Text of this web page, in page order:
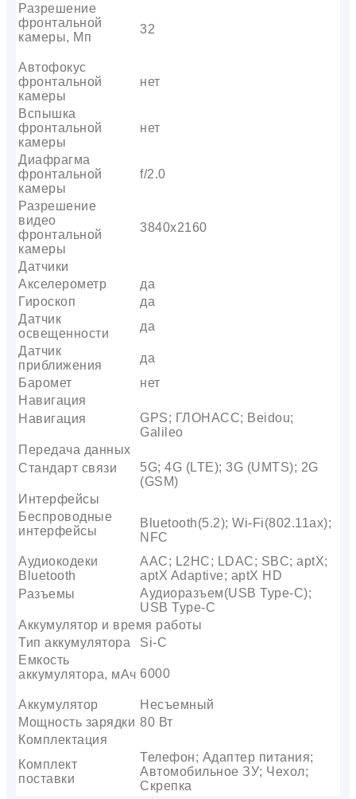
Разрешение
фронтальной
камеры, Мп
32
Автофокус
фронтальной
камеры
нет
Вспышка
фронтальной
камеры
нет
Диафрагма
фронтальной
камеры
f/2.0
Разрешение
видео
фронтальной
камеры
3840х2160
Датчики
Акселерометр
да
Гироскоп
да
Датчик
освещенности
да
Датчик
приближения
да
Баромет
нет
Навигация
Навигация
GPS; ГЛОНАСС; Beidou;
Galileo
Передача данных
Стандарт связи
5G; 4G (LTE); 3G (UMTS); 2G
(GSM)
Интерфейсы
Беспроводные
интерфейсы
Bluetooth(5.2); Wi-Fi(802.11ax);
NFC
Аудиокодеки
Bluetooth
AAC; L2HC; LDAC; SBC; aptX;
aptX Adaptive; aptX HD
Разъемы
Аудиоразъем(USB Type-C);
USB Type-C
Аккумулятор и время работы
Тип аккумулятора
Si-C
Емкость
аккумулятора, мАч 6000
Аккумулятор
Несъемный
Мощность зарядки 80 Вт
Комплектация
Комплект
поставки
Телефон; Адаптер питания;
Автомобильное ЗУ; Чехол;
Скрепка